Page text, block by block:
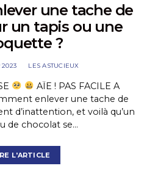
une tache de
un tapis ou une
?
2023 LES ASTUCIEUX
AÏE ! PAS FACILE A
enlever une tache de
d’inattention, et voilà qu’un
de chocolat se…
L'ARTICLE